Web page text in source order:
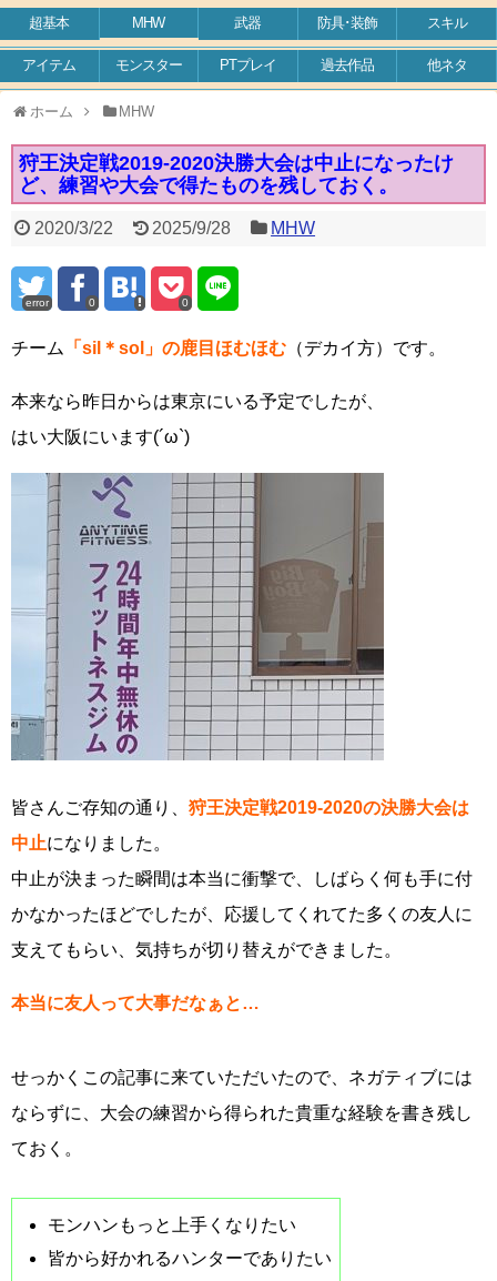
超基本 MHW 武器 防具･装飾 スキル
アイテム モンスター PTプレイ 過去作品 他ネタ
ホーム MHW
狩王決定戦2019-2020決勝大会は中止になったけ
ど、練習や大会で得たものを残しておく。
2020/3/22 2025/9/28 MHW
error 0 0
チーム 「sil＊sol」の鹿目ほむほむ （デカイ方）です。
本来なら昨日からは東京にいる予定でしたが、
はい大阪にいます(´ω`)
皆さんご存知の通り、 狩王決定戦2019-2020の決勝大会は
中止になりました。
中止が決まった瞬間は本当に衝撃で、しばらく何も手に付
かなかったほどでしたが、応援してくれてた多くの友人に
支えてもらい、気持ちが切り替えができました。
本当に友人って大事だなぁと…
せっかくこの記事に来ていただいたので、ネガティブには
ならずに、大会の練習から得られた貴重な経験を書き残し
ておく。
モンハンもっと上手くなりたい
皆から好かれるハンターでありたい